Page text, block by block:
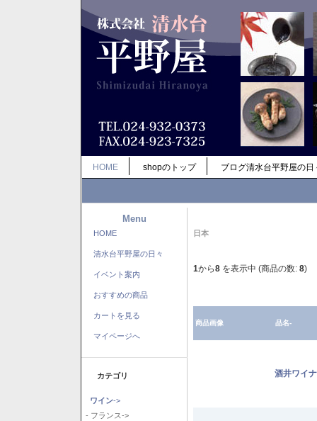
HOME shopのトップ ブログ清水台平野屋の日
Menu
HOME
清水台平野屋の日々
イベント案内
おすすめの商品
カートを見る
マイページへ
カテゴリ
ワイン->
- フランス->
日本
1から8 を表示中 (商品の数: 8)
商品画像 品名-
酒井ワイ